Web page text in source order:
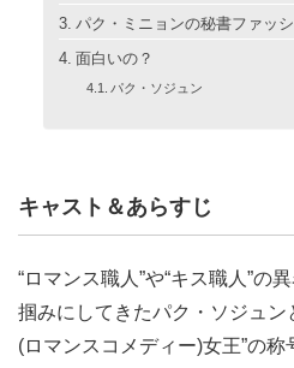
パク・ミニョンの秘書ファッ
面白いの？
パク・ソジュン
キャスト＆あらすじ
“ロマンス職人”や“キス職人”の
掴みにしてきたパク・ソジュン
(ロマンスコメディー)女王”の